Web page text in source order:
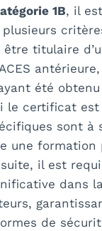
1B, il
être titulaire
été
le certificat est
sont à
une formation
il est
dans
de